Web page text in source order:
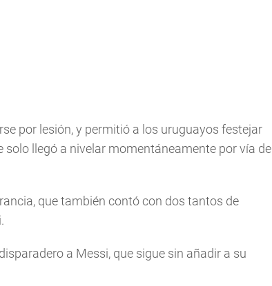
por lesión, y permitió a los uruguayos festejar
llegó a nivelar momentáneamente por vía de
que también contó con dos tantos de
a Messi, que sigue sin añadir a su